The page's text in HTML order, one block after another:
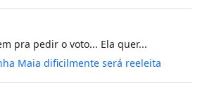
pra pedir o voto... Ela quer...
Maia dificilmente será reeleita